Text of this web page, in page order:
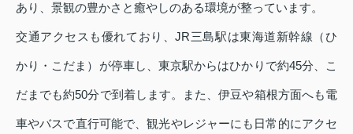
あり、景観の豊かさと癒やしのある環境が整っています。
交通アクセスも優れており、JR三島駅は東海道新幹線（ひ
かり・こだま）が停車し、東京駅からはひかりで約45分、こ
だまでも約50分で到着します。また、伊豆や箱根方面へも電
車やバスで直行可能で、観光やレジャーにも日常的にアクセ